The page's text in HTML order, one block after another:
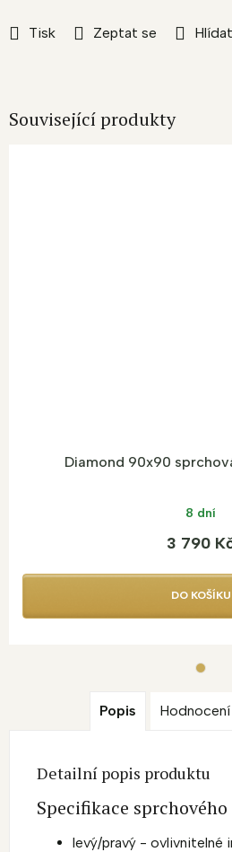
Tisk Zeptat se Hlídat
Související produkty
Diamond 90x90
8 dní
3 790
DO KOŠÍKU
Popis Hodnocení
Detailní popis produktu
Specifikace
levý/pravý - ovlivnitelné